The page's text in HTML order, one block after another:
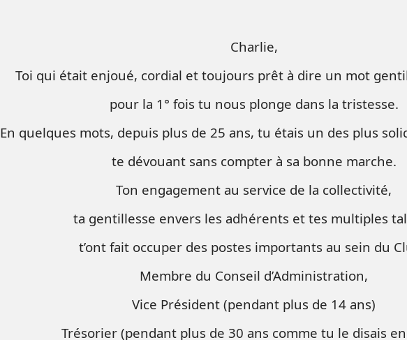
Charlie,
Toi qui était enjoué, cordial et toujours prêt à dire un mot
pour la 1° fois tu nous plonge dans la tristesse.
En quelques mots, depuis plus de 25 ans, tu étais un des plus
te dévouant sans compter à sa bonne marche.
Ton engagement au service de la collectivité,
ta gentillesse envers les adhérents et tes multiples
t’ont fait occuper des postes importants au sein du
Membre du Conseil d’Administration,
Vice Président (pendant plus de 14 ans)
Trésorier (pendant plus de 30 ans comme tu le disais